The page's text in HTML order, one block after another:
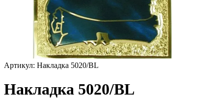
Артикул: Накладка 5020/BL
Накладка 5020/BL